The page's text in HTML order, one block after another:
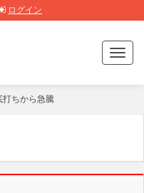
ログイン
T
o
g
打ちから急騰